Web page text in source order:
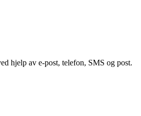
hjelp av e-post, telefon, SMS og post.